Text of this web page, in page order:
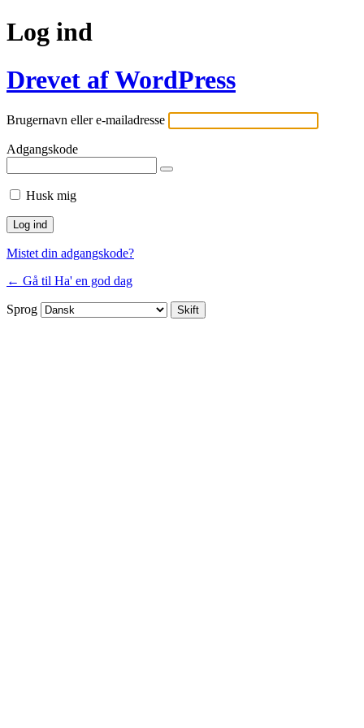
Log ind
Drevet af WordPress
Brugernavn eller e-mailadresse
Adgangskode
Husk mig
Mistet din adgangskode?
← Gå til Ha' en god dag
Sprog